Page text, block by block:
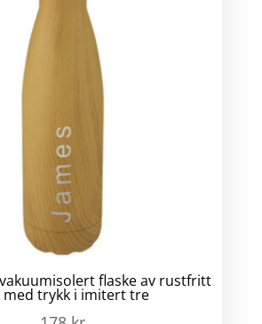
flaske av rustfritt
med trykk i imitert tre